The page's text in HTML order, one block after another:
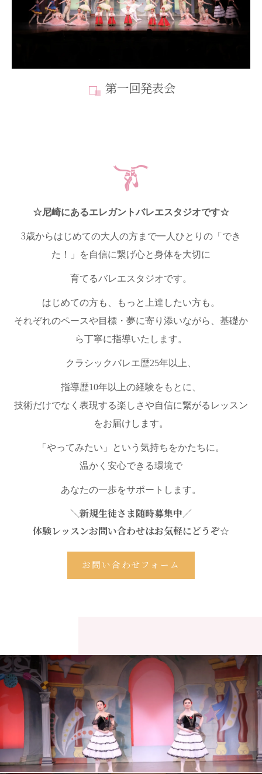
第一回発表会
☆尼崎にあるエレガントバレエスタジオです☆
3歳からはじめての大人の方まで一人ひとりの「でき
た！」を自信に繋げ心と身体を大切に
育てるバレエスタジオです。
はじめての方も、もっと上達したい方も。
それぞれのペースや目標・夢に寄り添いながら、基礎か
ら丁寧に指導いたします。
クラシックバレエ歴25年以上、
指導歴10年以上の経験をもとに、
技術だけでなく表現する楽しさや自信に繋がるレッスン
をお届けします。
「やってみたい」という気持ちをかたちに。
温かく安心できる環境で
あなたの一歩をサポートします。
＼新規生徒さま随時募集中／
体験レッスンお問い合わせはお気軽にどうぞ☆
お問い合わせフォーム